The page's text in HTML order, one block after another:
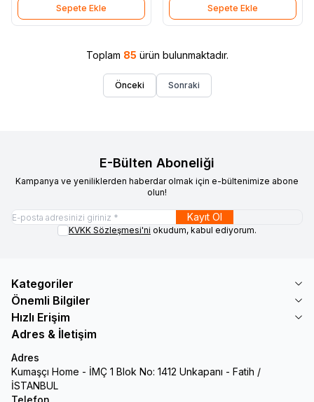
Sepete Ekle Sepete Ekle
Toplam 85 ürün bulunmaktadır.
Önceki Sonraki
E-Bülten Aboneliği
Kampanya ve yeniliklerden haberdar olmak için e-bültenimize abone
olun!
Kayıt Ol
KVKK Sözleşmesi'ni okudum, kabul ediyorum.
Kategoriler
Önemli Bilgiler
Hızlı Erişim
Adres & İletişim
Adres
Kumaşçı Home - İMÇ 1 Blok No: 1412 Unkapanı - Fatih /
İSTANBUL
Telefon